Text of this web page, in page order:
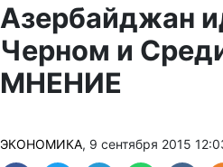
Азербайджан
Черном и
МНЕНИЕ
ЭКОНОМИКА, 9 сентября 2015